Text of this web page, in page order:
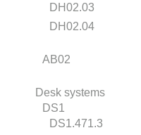
DH02.03
DH02.04
AB02
Desk systems
DS1
DS1.471.3